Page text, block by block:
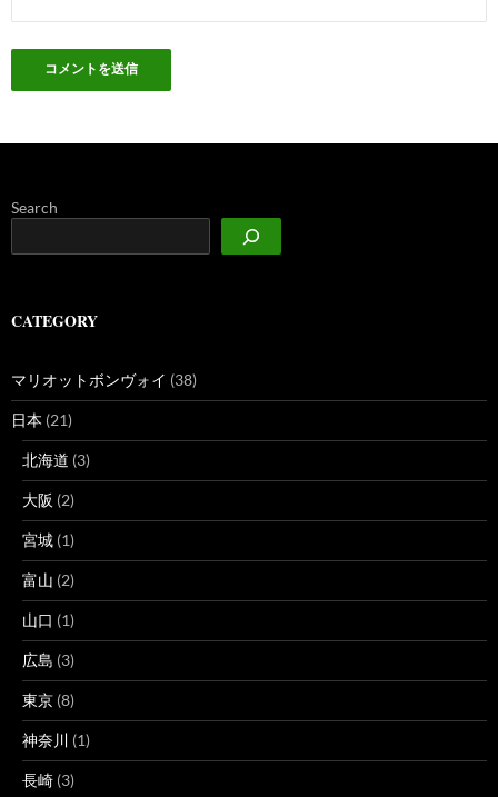
Search
CATEGORY
マリオットボンヴォイ (38)
日本 (21)
北海道 (3)
大阪 (2)
宮城 (1)
富山 (2)
山口 (1)
広島 (3)
東京 (8)
神奈川 (1)
長崎 (3)